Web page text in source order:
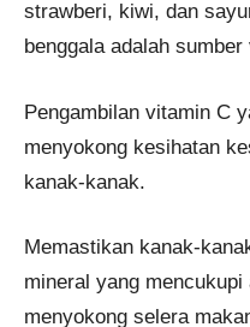
strawberi, kiwi, dan
benggala adalah
Pengambilan vitamin C
menyokong kesihatan
kanak-kanak.
Memastikan kanak-
mineral yang
menyokong selera